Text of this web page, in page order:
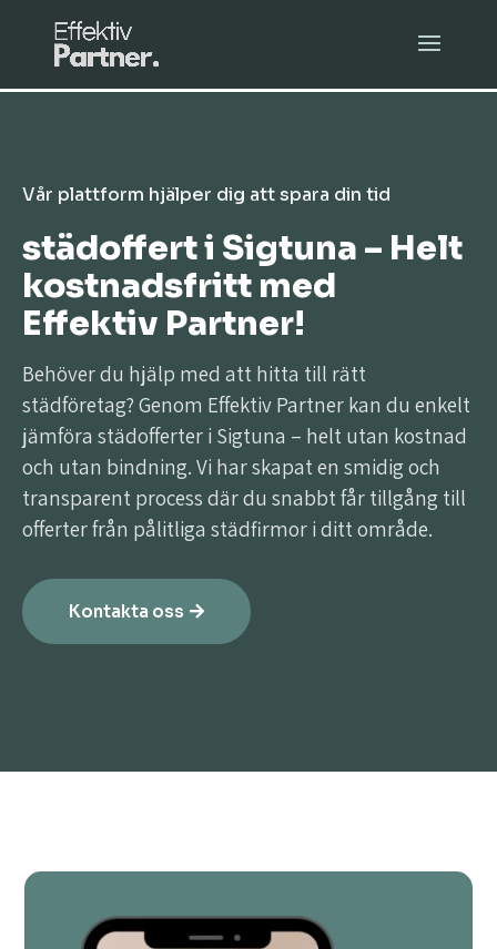
Vår plattform hjälper dig att spara din tid
städoffert i Sigtuna – Helt
kostnadsfritt med
Effektiv Partner!
Behöver du hjälp med att hitta till rätt
städföretag? Genom Effektiv Partner kan du enkelt
jämföra städofferter i Sigtuna – helt utan kostnad
och utan bindning. Vi har skapat en smidig och
transparent process där du snabbt får tillgång till
offerter från pålitliga städfirmor i ditt område.
Kontakta oss